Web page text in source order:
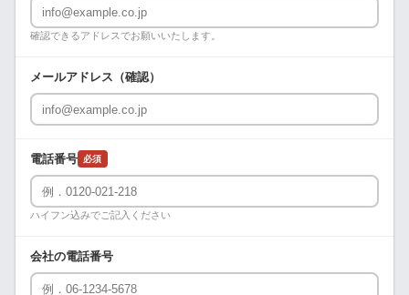
確認できるアドレスでお願いいたします。
メールアドレス（確認）
電話番号 必須
ハイフン込みでご記入ください
会社の電話番号